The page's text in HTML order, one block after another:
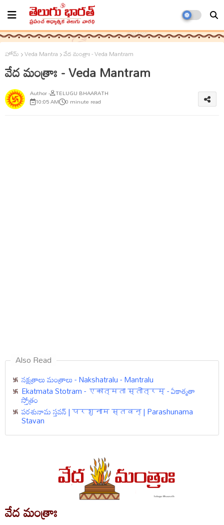
హోమ్ Veda Mantra వేద మంత్రాః - Veda Mantram
వేద మంత్రాః - Veda Mantram
TELUGU BHAARATH
10:05 AM 0 minute read
Also Read
నక్షత్రాలు మంత్రాలు - Nakshatralu - Mantralu
Ekatmata Stotram - एकात्मता स्तोत्रम् - ఏకాత్మతా
స్తోత్రం
పరశునామ స్తవన్ | परशुनाम स्तवन् | Parashunama
Stavan
వేద మంత్రాః